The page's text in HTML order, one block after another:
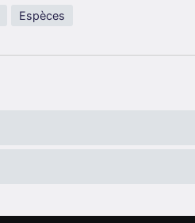
Espèces